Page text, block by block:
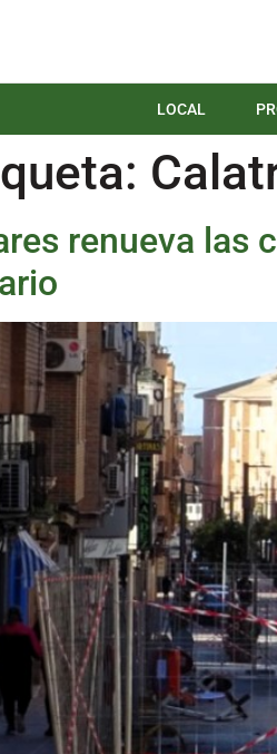
LOCAL
renueva las